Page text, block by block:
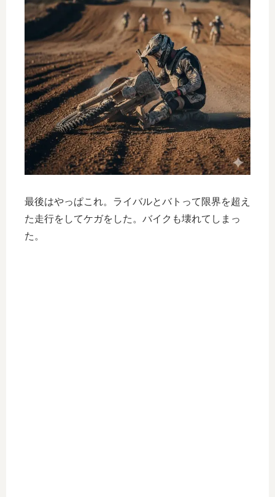
最後はやっぱこれ。ライバルとバトって限界を超え
た走行をしてケガをした。バイクも壊れてしまっ
た。